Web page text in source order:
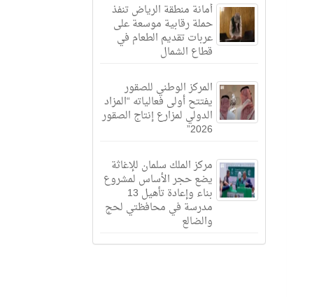
أمانة منطقة الرياض تنفذ
حملة رقابية موسعة على
عربات تقديم الطعام في
قطاع الشمال
المركز الوطني للصقور
يفتتح أولى فعالياته “المزاد
الدولي لمزارع إنتاج الصقور
2026”
مركز الملك سلمان للإغاثة
يضع حجر الأساس لمشروع
بناء وإعادة تأهيل 13
مدرسة في محافظتي لحج
والضالع